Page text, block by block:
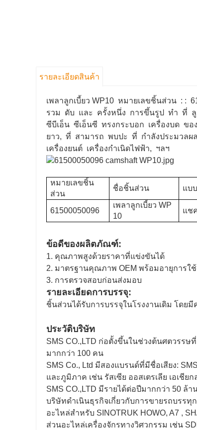
รายละเอียดสินค้า
เพลาลูกเบี้ยว WP10 หมายเลขชิ้นส่วน : :
รวม ดับ และ ครั้งหนึ่ง การขึ้นรูป ทำ ที่
ซีบีเอ็น ซีเอ็นซี ทรงกระบอก เครื่องบด ข
ยาว, ที่ สามารถ พบปะ ที่ กำลังประมวลผ
เครื่องยนต์ เครื่องกำเนิดไฟฟ้า, ฯลฯ
หมายเลขชิ้น
ส่วน
ชื่อชิ้นส่วน แบ
61500050096
เพลาลูกเบี้ยว WP
10
แช
ข้อดีของผลิตภัณฑ์:
1. คุณภาพสูงด้วยราคาที่แข่งขันได้
2. มาตรฐานคุณภาพ OEM พร้อมอายุการใ
3. การตรวจสอบก่อนส่งมอบ
รายละเอียดการบรรจุ:
ชิ้นส่วนได้รับการบรรจุในโรงงานเดิม โด
ประวัติบริษัท
SMS CO.,LTD ก่อตั้งขึ้นในช่วงต้นศตวรร
มากกว่า 100 คน
SMS Co., Ltd มีสองแบรนด์ที่มีชื่อเสียง:
และภูมิภาค เช่น รัสเซีย ออสเตรเลีย เอเชีย
SMS CO.,LTD มีรายได้ต่อปีมากกว่า 50 ล้า
บริษัทดำเนินธุรกิจเกี่ยวกับการขายรถบรร
อะไหล่สำหรับ SINOTRUK HOWO, A7 ,
ส่วนอะไหล่เครื่องจักรทางวิศวกรรม เช่น